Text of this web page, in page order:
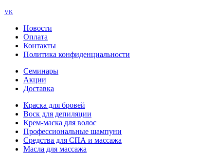
VK
Новости
Оплата
Контакты
Политика конфиденциальности
Семинары
Акции
Доставка
Краска для бровей
Воск для депиляции
Крем-маска для волос
Профессиональные шампуни
Средства для СПА и массажа
Масла для массажа